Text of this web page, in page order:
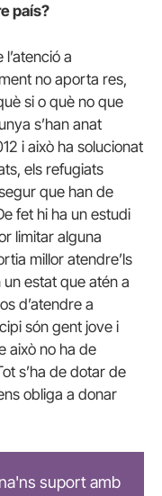
país?
a
no aporta res,
si o què no que
s’han anat
i això ha solucionat
els refugiats
que han de
fet hi ha un estudi
limitar alguna
millor atendre’ls
estat que atén a
d’atendre a
són gent jove i
això no ha de
s’ha de dotar de
obliga a donar
suport amb